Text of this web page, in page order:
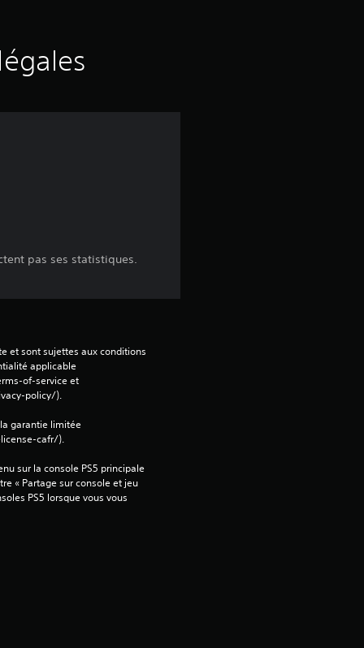
pas ses statistiques.
et sont sujettes aux conditions
applicable
of-service et
policy/).
garantie limitée
cafr/).
sur la console PS5 principale
« Partage sur console et jeu
PS5 lorsque vous vous